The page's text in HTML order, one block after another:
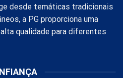
desde temáticas tradicionais
a PG proporciona uma
qualidade para diferentes